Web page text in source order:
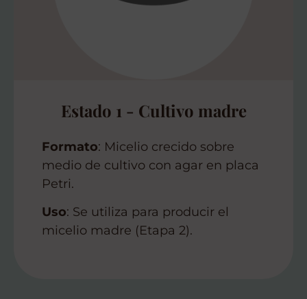
Estado 1 - Cultivo madre
Formato: Micelio crecido sobre
medio de cultivo con agar en placa
Petri.
Uso: Se utiliza para producir el
micelio madre (Etapa 2).